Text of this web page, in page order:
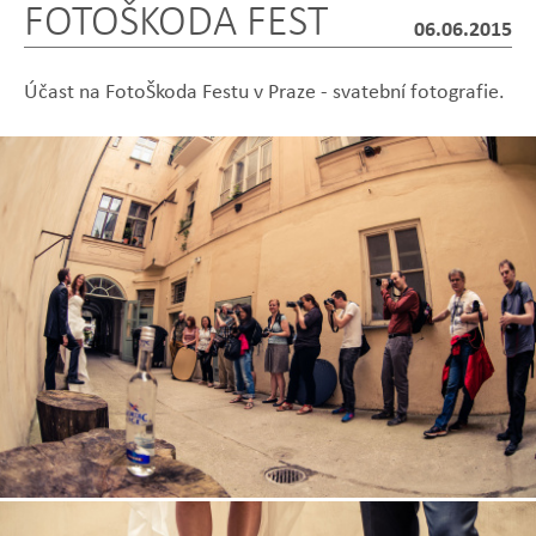
Zobrazit
fotografii
Zobrazit
fotografii
Zobrazit
fotografii
Zobrazit
fotografii
Zobrazit
fotografii
FOTOŠKODA FEST 06.06.2015
Účast na FotoŠkoda Festu v Praze - svatební fotografie.